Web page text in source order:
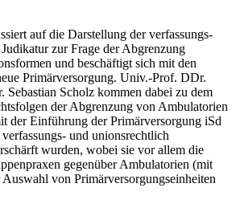
auf die Darstellung der verfassungs-
zur Frage der Abgrenzung
und beschäftigt sich mit den
Primärversorgung. Univ.-Prof. DDr.
Sebastian Scholz kommen dabei zu dem
der Abgrenzung von Ambulatorien
der Einführung der Primärversorgung iSd
und unionsrechtlich
wurden, wobei sie vor allem die
gegenüber Ambulatorien (mit
von Primärversorgungseinheiten